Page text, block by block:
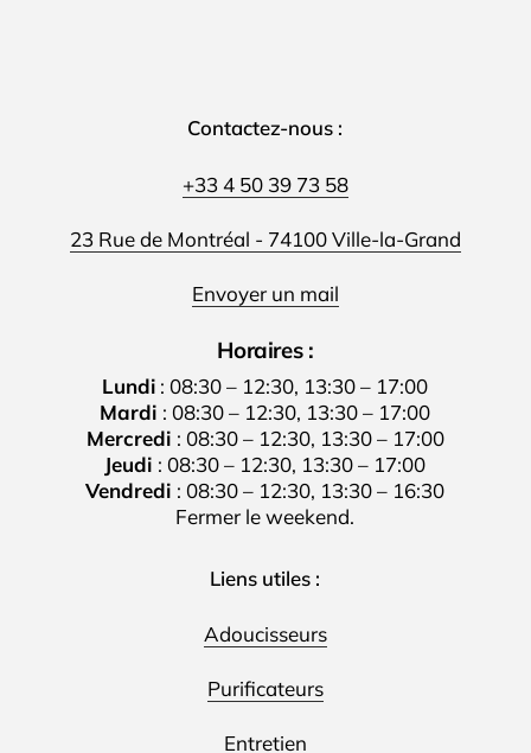
Contactez-nous :
+33 4 50 39 73 58
23 Rue de Montréal - 74100 Ville-la-Grand
Envoyer un mail
Horaires :
Lundi : 08:30 – 12:30, 13:30 – 17:00
Mardi : 08:30 – 12:30, 13:30 – 17:00
Mercredi : 08:30 – 12:30, 13:30 – 17:00
Jeudi : 08:30 – 12:30, 13:30 – 17:00
Vendredi : 08:30 – 12:30, 13:30 – 16:30
Fermer le weekend.
Liens utiles :
Adoucisseurs
Purificateurs
Entretien